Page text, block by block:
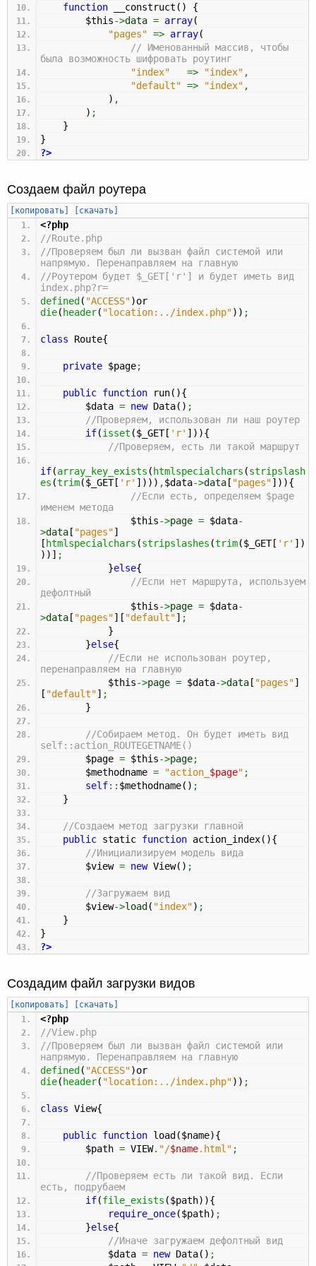
function __construct ( )
{
$this->data = array(
"pages" => array(
// Именованный массив, чтобы
была возможность шифровать роутинг
"index"
=> "index" ,
"default" => "index" ,
) ,
) ;
}
}
?>
Создаем файл роутера
[копировать] [скачать]
<?php
//Route.php
//Проверяем был ли вызван файл системой или
напрямую. Перенаправляем на главную
//Роутером будет $_GET['r'] и будет иметь вид
index.php?r=
defined ( "ACCESS")or
die( header( "location:../index.php") ) ;
class Route{
private $page;
public function run( ){
$data = newData( ) ;
//Проверяем, использован ли наш роутер
if(isset ($_GET[ 'r' ] ) ){
//Проверяем, есть ли такой маршрут
if(array_key_exists ( htmlspecialchars (stripslash
es (trim($_GET[ 'r' ] ) ) ) ,$data->data [ "pages"] ) ){
//Если есть, определяем $page
именем метода
$this->page = $data-
>data [ "pages"]
[ htmlspecialchars (stripslashes (trim($_GET[ 'r' ] )
) ) ] ;
}else{
//Если нет маршрута, используем
дефолтный
$this->page = $data-
>data [ "pages"] [ "default"] ;
}
}else{
//Если не использован роутер,
перенаправляем на главную
$this->page = $data->data [ "pages"]
[ "default"] ;
}
//Собираем метод. Он будет иметь вид
self::action_ROUTEGETNAME()
$page = $this->page;
$methodname = "action_ $page" ;
self:: $methodname( ) ;
}
//Создаем метод загрузки главной
public static function action_index( ){
//Инициализируем модель вида
$view = newView( ) ;
//Загружаем вид
$view->load ( "index") ;
}
}
?>
Создадим файл загрузки видов
[копировать] [скачать]
<?php
//View.php
//Проверяем был ли вызван файл системой или
напрямую. Перенаправляем на главную
defined ( "ACCESS")or
die( header( "location:../index.php") ) ;
class View{
public function load ($name){
$path = VIEW. "/$name.html" ;
//Проверяем есть ли такой вид. Если
есть, подрубаем
if(file_exists ($path) ){
require_once($path) ;
}else{
//Иначе загружаем дефолтный вид
$data = newData( ) ;